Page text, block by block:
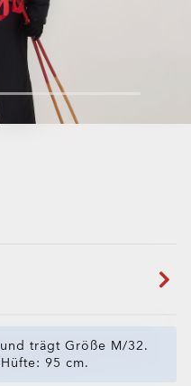
trägt Größe M/32.
95 cm.